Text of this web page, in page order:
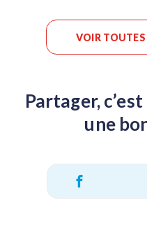
VOIR
Partager,
une
Partager sur